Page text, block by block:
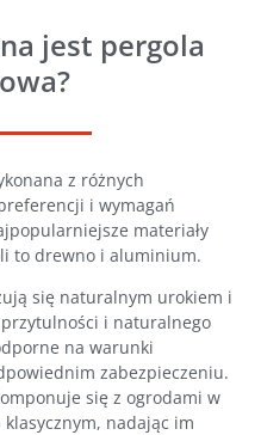
jest pergola
z różnych
i wymagań
materiały
to drewno i aluminium.
się naturalnym urokiem i
i naturalnego
na warunki
zabezpieczeniu.
się z ogrodami w
nadając im